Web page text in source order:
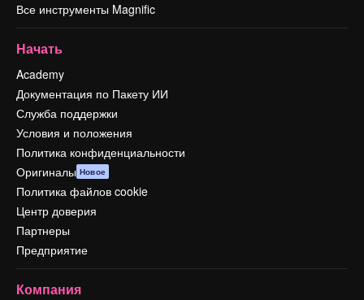
Все инструменты Magnific
Начать
Academy
Документация по Пакету ИИ
Служба поддержки
Условия и положения
Политика конфиденциальности
Оригиналы Новое
Политика файлов cookie
Центр доверия
Партнеры
Предприятие
Компания